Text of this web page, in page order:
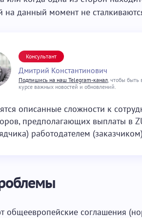
на данный момент не
Консультант
Дмитрий Константинович
Подпишись на наш Telegram-канал, чтобы быть
курсе важных новостей и обновлений.
описанные сложности к
предполагающих выплаты в
работодателем
общеевропейские соглашения